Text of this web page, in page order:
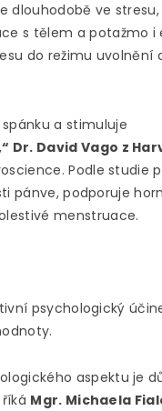
dlouhodobě ve
s tělem a potažmo i
do režimu uvolnění
a stimuluje
Dr. David Vago z
Podle studie
pánve, podporuje
menstruace.
psychologický
aspektu je
Mgr. Michaela